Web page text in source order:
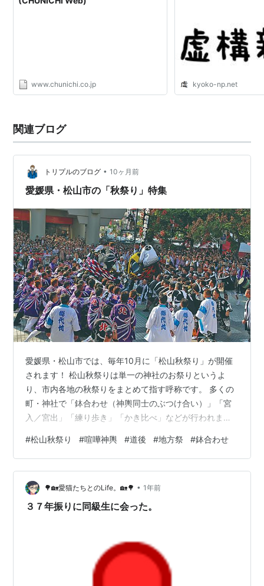
www.chunichi.co.jp kyoko-np.net
関連ブログ
トリプルのブログ • 10ヶ月前
愛媛県・松山市の「秋祭り」特集
愛媛県・松山市では、毎年10月に「松山秋祭り」が開催
されます！ 松山秋祭りは単一の神社のお祭りというよ
り、市内各地の秋祭りをまとめて指す呼称です。 多くの
町・神社で「鉢合わせ（神輿同士のぶつけ合い）」「宮
入／宮出」「練り歩き」「かき比べ」などが行われま
公式観光レジャーガイド 愛媛本 2025 Amazon 見どこ
ろ・特色 鉢合わせ この祭りの最大の目玉が 鉢合わせ。
神輿同士を「もてこい、もてこい」の掛け声で激しくぶ
つけ合うことで、力比べと神霊の働きを讃える儀式で
す。 特に道後温泉駅前での鉢合わせは有名で、10月7日
#松山秋祭り #喧嘩神輿 #道後 #地方祭 #鉢合わせ
🌳🏡愛猫たちとのLife。🏡🌳 • 1年前
３７年振りに同級生に会った。